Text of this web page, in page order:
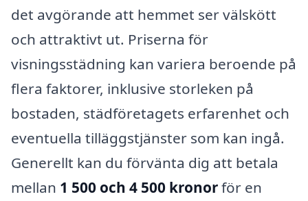
det avgörande att hemmet ser välskött
och attraktivt ut. Priserna för
visningsstädning kan variera beroende på
flera faktorer, inklusive storleken på
bostaden, städföretagets erfarenhet och
eventuella tilläggstjänster som kan ingå.
Generellt kan du förvänta dig att betala
mellan 1 500 och 4 500 kronorför en